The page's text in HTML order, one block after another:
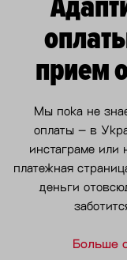
прием
Мы пока не
оплаты – в
инстаграме или
платежная
деньги
Больше